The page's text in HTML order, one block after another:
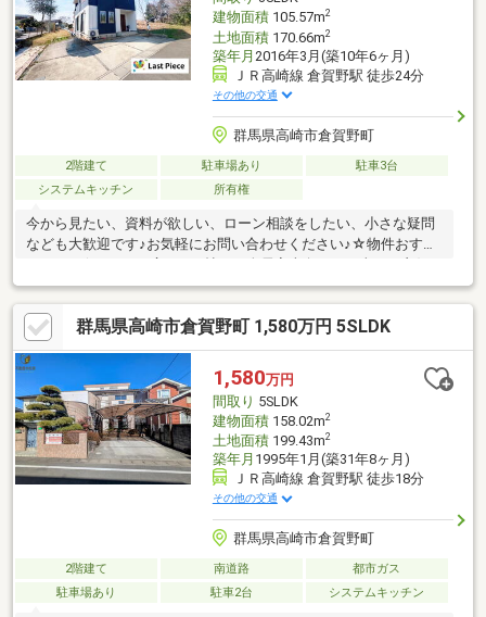
建物面積105.57m2
土地面積170.66m2
築年月 2016年3月(築10年6ヶ月)
ＪＲ高崎線 倉賀野駅 徒歩24分
その他の交通
群馬県高崎市倉賀野町
2階建て 駐車場あり
駐車3台
システムキッチン
所有権
今から見たい、資料が欲しい、ローン相談をしたい、小さな疑問
なども大歓迎です♪お気軽にお問い合わせください♪☆物件おすす
♪・駐車スペース3台◎☆周辺環境☆倉賀野小学校・・・約1.5ｋ
ｍ 徒歩19分倉賀野中学校・・・約1ｋｍ 徒歩13分〇未掲載物
件や、非公開物件などさらに物件を見たい方は下記リンクより
LastPieceHPへお越しください(^^♪
群馬県高崎市倉賀野町 1,580万円 5SLDK
1,580万円
間取り 5SLDK
建物面積158.02m2
土地面積199.43m2
築年月 1995年1月(築31年8ヶ月)
ＪＲ高崎線 倉賀野駅 徒歩18分
その他の交通
群馬県高崎市倉賀野町
2階建て 南道路
都市ガス
駐車場あり
駐車2台 システムキッチン